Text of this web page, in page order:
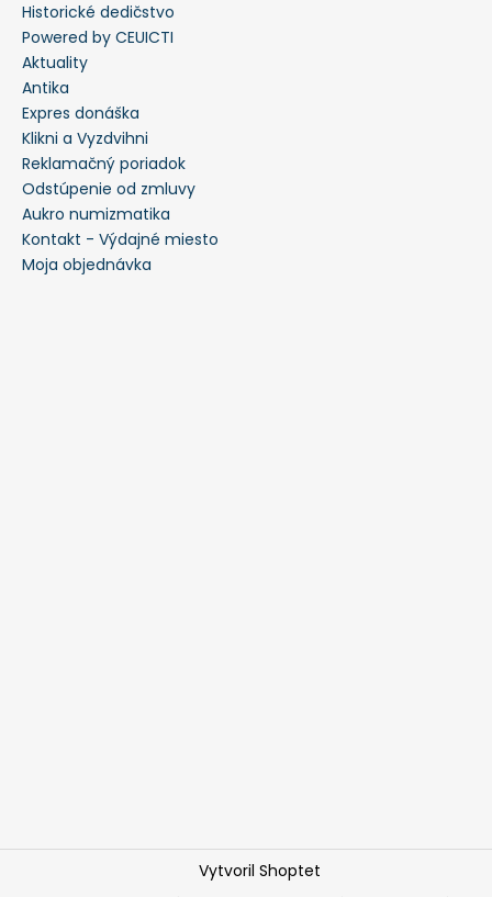
Historické dedičstvo
Powered by CEUICTI
Aktuality
Antika
Expres donáška
Klikni a Vyzdvihni
Reklamačný poriadok
Odstúpenie od zmluvy
Aukro numizmatika
Kontakt - Výdajné miesto
Moja objednávka
Vytvoril Shoptet